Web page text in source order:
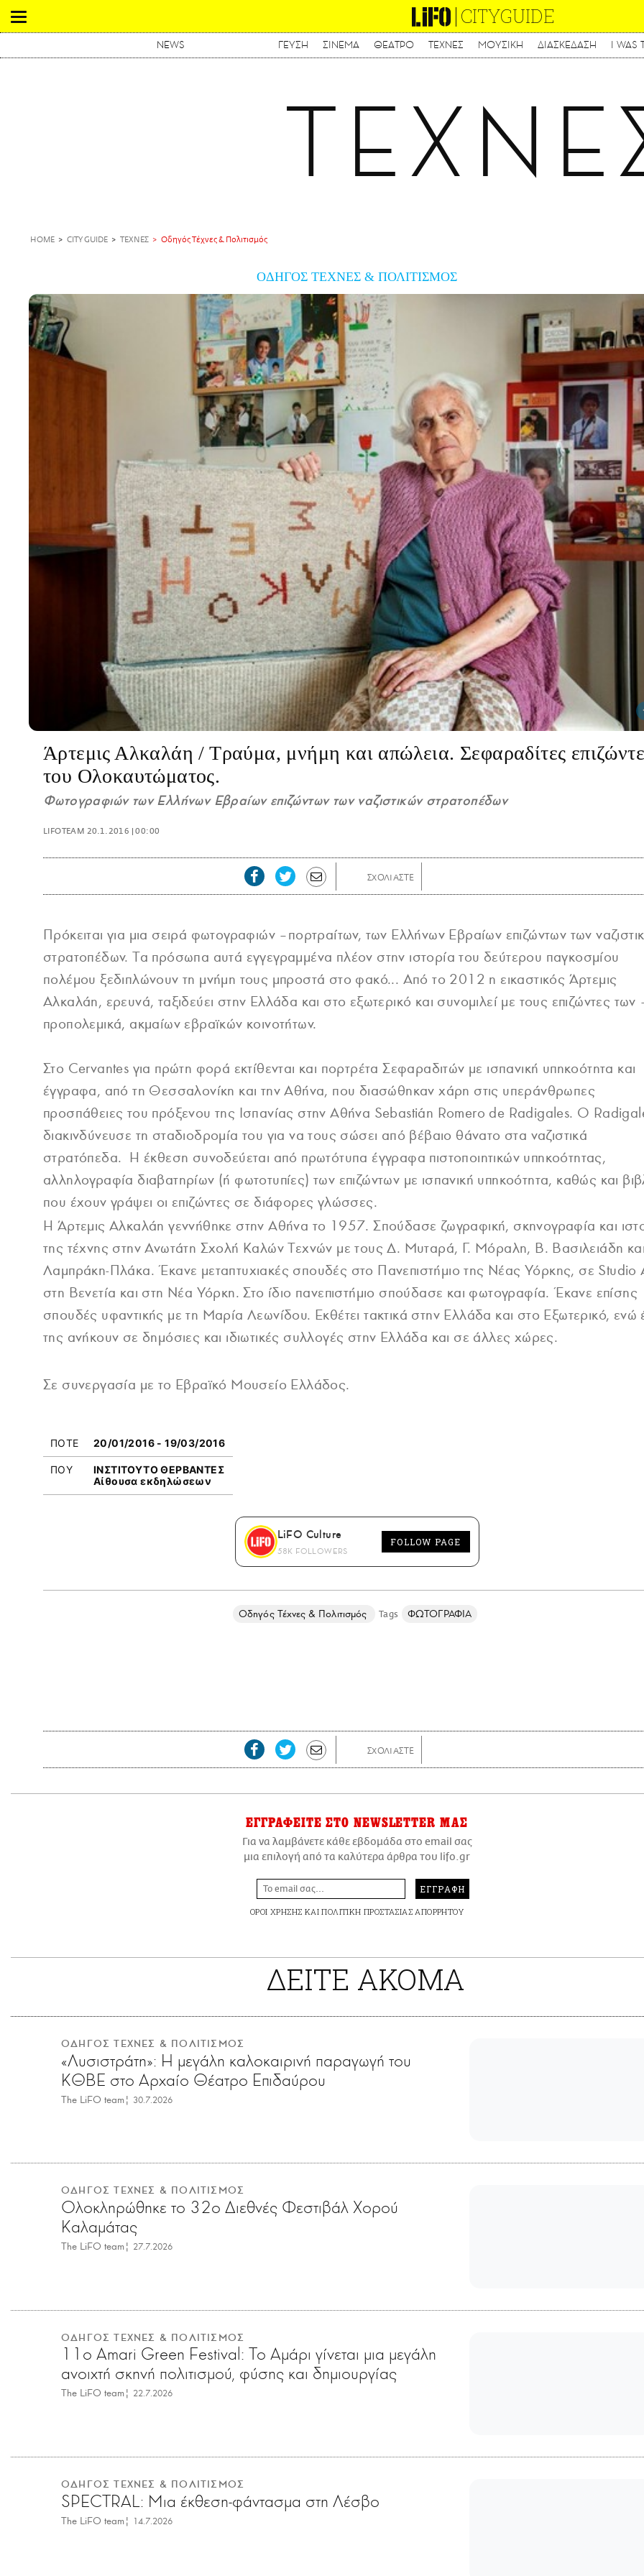
περιεχόμενο
CITYGUIDE
NEWS ΓΕΥΣΗ ΣΙΝΕΜΑ ΘΕΑΤΡΟ ΤΕΧΝΕΣ ΜΟΥΣΙΚΗ ΔΙΑΣΚΕΔΑΣΗ I WAS
HOME CITY GUIDE ΤΕΧΝΕΣ Οδηγός Τέχνες & Πολιτισμός
ΟΔΗΓΟΣ ΤΕΧΝΕΣ & ΠΟΛΙΤΙΣΜΟΣ
Άρτεμις Αλκαλάη / Τραύμα, μνήμη και απώλεια. Σεφαραδίτες
του Ολοκαυτώματος.
Φωτογραφιών των Ελλήνων Εβραίων επιζώντων των ναζιστικών στρατοπέδων
LIFOTEAM 20.1.2016 | 00:00
Πρόκειται για μια σειρά φωτογραφιών –πορτραίτων, των Ελλήνων Εβραίων επιζώντων των
στρατοπέδων. Τα πρόσωπα αυτά εγγεγραμμένα πλέον στην ιστορία του δεύτερου παγκοσμίου
πολέμου ξεδιπλώνουν τη μνήμη τους μπροστά στο φακό... Από το 2012 η εικαστικός Άρτεμις
Αλκαλάη, ερευνά, ταξιδεύει στην Ελλάδα και στο εξωτερικό και συνομιλεί με τους επιζώντες των
προπολεμικά, ακμαίων εβραϊκών κοινοτήτων.
Στο Cervantes για πρώτη φορά εκτίθενται και πορτρέτα Σεφαραδιτών με ισπανική υπηκοότητα και
έγγραφα, από τη Θεσσαλονίκη και την Αθήνα, που διασώθηκαν χάρη στις υπεράνθρωπες
προσπάθειες του πρόξενου της Ισπανίας στην Αθήνα Sebastián Romero de Radigales. Ο
διακινδύνευσε τη σταδιοδρομία του για να τους σώσει από βέβαιο θάνατο στα ναζιστικά
στρατόπεδα. H έκθεση συνοδεύεται από πρωτότυπα έγγραφα πιστοποιητικών υπηκοότητας,
αλληλογραφία διαβατηρίων (ή φωτοτυπίες) των επιζώντων με ισπανική υπηκοότητα, καθώς και
που έχουν γράψει οι επιζώντες σε διάφορες γλώσσες.
Η Άρτεμις Αλκαλάη γεννήθηκε στην Αθήνα το 1957. Σπούδασε ζωγραφική, σκηνογραφία και
της τέχνης στην Ανωτάτη Σχολή Καλών Τεχνών με τους Δ. Μυταρά, Γ. Μόραλη, Β. Βασιλειάδη
Λαμπράκη-Πλάκα. Έκανε μεταπτυχιακές σπουδές στο Πανεπιστήμιο της Νέας Υόρκης, σε Studio
στη Βενετία και στη Νέα Υόρκη. Στο ίδιο πανεπιστήμιο σπούδασε και φωτογραφία. Έκανε επίσης
σπουδές υφαντικής με τη Μαρία Λεωνίδου. Εκθέτει τακτικά στην Ελλάδα και στο Εξωτερικό, ενώ
της ανήκουν σε δημόσιες και ιδιωτικές συλλογές στην Ελλάδα και σε άλλες χώρες.
Σε συνεργασία με το Εβραϊκό Μουσείο Ελλάδος.
ΠΟΤΕ 20/01/2016 - 19/03/2016
ΠΟΥ
ΙΝΣΤΙΤΟΥΤΟ ΘΕΡΒΑΝΤΕΣ
Αίθουσα εκδηλώσεων
LiFO Culture
58K FOLLOWERS
FOLLOW PAGE
Οδηγός Τέχνες & Πολιτισμός ΦΩΤΟΓΡΑΦΙΑ
ΕΓΓΡΑΦΕΙΤΕ ΣΤΟ NEWSLETTER ΜΑΣ
Για να λαμβάνετε κάθε εβδομάδα στο email σας
μια επιλογή από τα καλύτερα άρθρα του lifo.gr
ΕΓΓΡΑΦΗ
ΟΡΟΙ ΧΡΗΣΗΣ ΚΑΙΠΟΛΙΤΙΚΗ ΠΡΟΣΤΑΣΙΑΣ ΑΠΟΡΡΗΤΟΥ
ΔΕΙΤΕ ΑΚΟΜΑ
ΟΔΗΓΟΣ ΤΕΧΝΕΣ & ΠΟΛΙΤΙΣΜΟΣ
«Λυσιστράτη»: Η μεγάλη καλοκαιρινή παραγωγή του
ΚΘΒΕ στο Αρχαίο Θέατρο Επιδαύρου
The LiFO team| 30.7.2026
ΟΔΗΓΟΣ ΤΕΧΝΕΣ & ΠΟΛΙΤΙΣΜΟΣ
Ολοκληρώθηκε το 32ο Διεθνές Φεστιβάλ Χορού
Καλαμάτας
The LiFO team| 27.7.2026
ΟΔΗΓΟΣ ΤΕΧΝΕΣ & ΠΟΛΙΤΙΣΜΟΣ
11o Amari Green Festival: Το Αμάρι γίνεται μια μεγάλη
ανοιχτή σκηνή πολιτισμού, φύσης και δημιουργίας
The LiFO team| 22.7.2026
ΟΔΗΓΟΣ ΤΕΧΝΕΣ & ΠΟΛΙΤΙΣΜΟΣ
SPECTRAL: Μια έκθεση-φάντασμα στη Λέσβο
The LiFO team| 14.7.2026